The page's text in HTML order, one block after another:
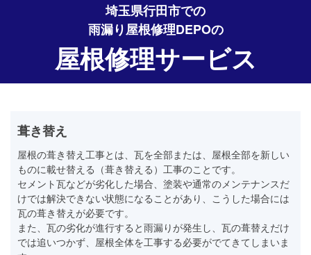
埼玉県行田市での
雨漏り屋根修理DEPOの
屋根修理サービス
葺き替え
屋根の葺き替え工事とは、瓦を全部または、屋根全部を新しい
ものに載せ替える（葺き替える）工事のことです。
セメント瓦などが劣化した場合、塗装や通常のメンテナンスだ
けでは解決できない状態になることがあり、こうした場合には
瓦の葺き替えが必要です。
また、瓦の劣化が進行すると雨漏りが発生し、瓦の葺替えだけ
では追いつかず、屋根全体を工事する必要がでてきてしまいま